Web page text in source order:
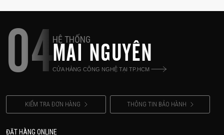
04HỆ THỐNG
MAI NGUYÊN
CỬA HÀNG CÔNG NGHỆ TẠI TP.HCM
KIỂM TRA ĐƠN HÀNG THÔNG TIN BẢO HÀNH
ĐẶT HÀNG ONLINE